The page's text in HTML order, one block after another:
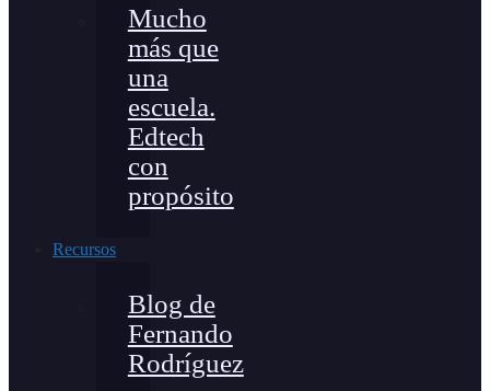
Mucho
más que
una
escuela.
Edtech
con
propósito
Recursos
Blog de
Fernando
Rodríguez